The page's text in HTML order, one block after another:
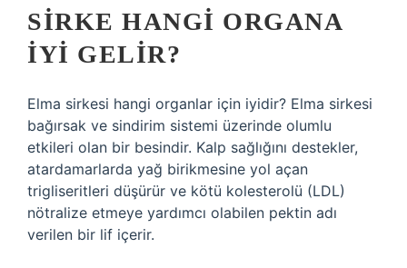
SIRKE HANGI ORGANA
IYI GELIR?
Elma sirkesi hangi organlar için iyidir? Elma sirkesi
bağırsak ve sindirim sistemi üzerinde olumlu
etkileri olan bir besindir. Kalp sağlığını destekler,
atardamarlarda yağ birikmesine yol açan
trigliseritleri düşürür ve kötü kolesterolü (LDL)
nötralize etmeye yardımcı olabilen pektin adı
verilen bir lif içerir.